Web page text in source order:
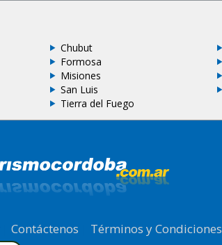
Chubut
Formosa
Misiones
San Luis
Tierra del Fuego
|Contáctenos Términos y Condiciones